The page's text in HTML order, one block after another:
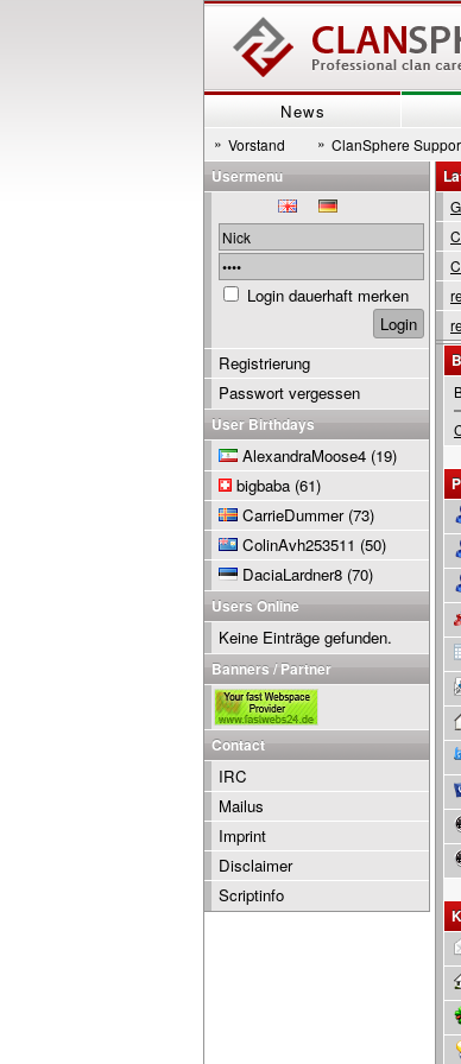
News
» Vorstand » ClanSphere
Usermenu
Login dauerhaft merken
Registrierung
Passwort vergessen
User Birthdays
AlexandraMoose4 (19)
bigbaba (61)
CarrieDummer(73)
ColinAvh253511 (50)
DaciaLardner8 (70)
Users Online
Keine Einträge gefunden.
Banners / Partner
Contact
IRC
Mailus
Imprint
Disclaimer
Scriptinfo